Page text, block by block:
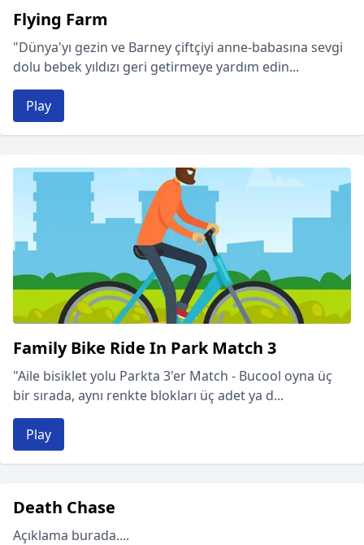
Flying Farm
"Dünya'yı gezin ve Barney çiftçiyi anne-babasına sevgi
dolu bebek yıldızı geri getirmeye yardım edin...
Play
Family Bike Ride In Park Match 3
"Aile bisiklet yolu Parkta 3'er Match - Bucool oyna üç
bir sırada, aynı renkte blokları üç adet ya d...
Play
Death Chase
Açıklama burada....